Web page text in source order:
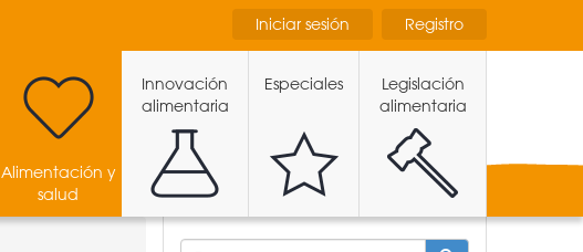
Iniciar sesión Registro
Alimentación y
salud
Innovación
alimentaria
Especiales
Legislación
alimentaria